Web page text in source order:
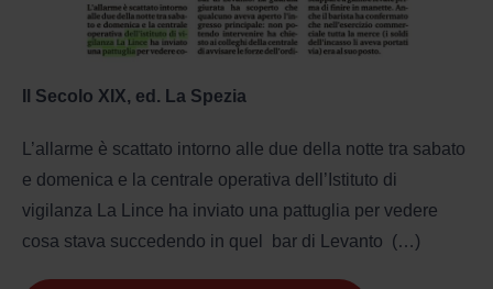
Il Secolo XIX, ed. La Spezia
L’allarme è scattato intorno alle due della notte tra sabato
e domenica e la centrale operativa dell’Istituto di
vigilanza La Lince ha inviato una pattuglia per vedere
cosa stava succedendo in quel bar di Levanto (…)